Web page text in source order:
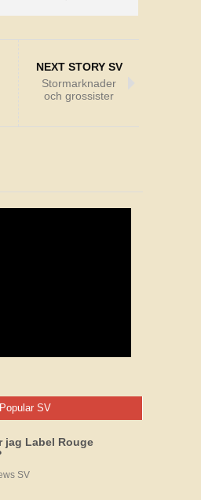
NEXT STORY SV
Stormarknader
och grossister
Popular SV
jag Label Rouge
SV